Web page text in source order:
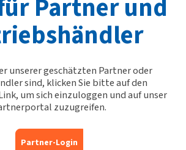
Partner und
unserer geschätzten Partner oder
sind, klicken Sie bitte auf den
um sich einzuloggen und auf unser
zuzugreifen.
Partner-Login